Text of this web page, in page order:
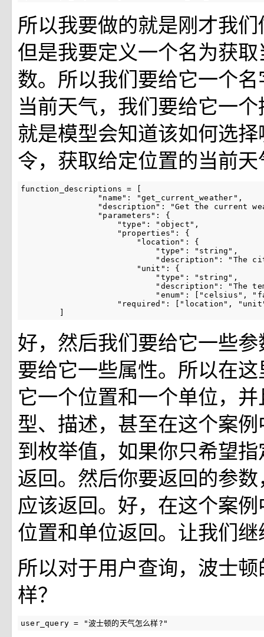
所以我要做的就是刚才我
但是我要定义一个名为获
数。所以我们要给它一个
当前天气，我们要给它一
就是模型会知道该如何选
令，获取给定位置的当前
function_descriptions =
"name" : "get_current_weather" ,
"description" :
"Get the current
"parameters" :
{
"type" : "object" ,
"properties" :
{
"location" :
{
"type" : "string" ,
"description" :
"The
"unit" :
{
"type" : "string" ,
"description" :
"The
"enum" : "celsius" ,
"required" : "location" ,
好，然后我们要给它一些
要给它一些属性。所以在
它一个位置和一个单位，
型、描述，甚至在这个案
到枚举值，如果你只希望
返回。然后你要返回的参
应该返回。好，在这个案
位置和单位返回。让我们
所以对于用户查询，波士
样？
user_query = "波士顿的天气怎么样?"